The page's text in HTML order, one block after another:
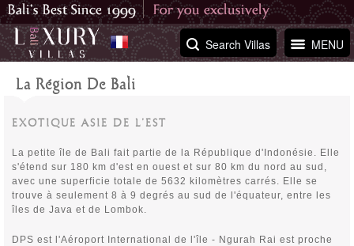
MENU
Search Villas
La Région De Bali
EXOTIQUE ASIE DE L’EST
La petite île de Bali fait partie de la République d'Indonésie. Elle
s'étend sur 180 km d'est en ouest et sur 80 km du nord au sud,
avec une superficie totale de 5632 kilomètres carrés. Elle se
trouve à seulement 8 à 9 degrés au sud de l'équateur, entre les
îles de Java et de Lombok.
DPS est l'Aéroport International de l'île - Ngurah Rai est proche